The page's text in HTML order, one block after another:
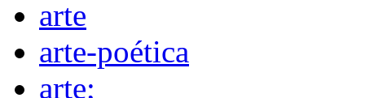
arte
arte-poética
arte;